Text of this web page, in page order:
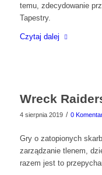
temu, zdecydowanie
Tapestry.
Czytaj dalej
Wreck
4 sierpnia 2019 / 0
Gry o zatopionych
zarządzanie tlenem,
razem jest to